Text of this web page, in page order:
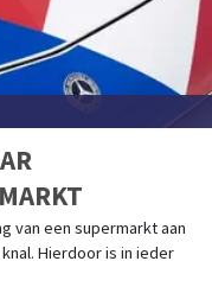
van een supermarkt aan
Hierdoor is in ieder